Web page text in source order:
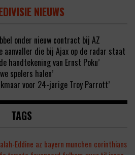
NIEUWS
onder nieuw contract bij AZ
aanvaller die bij Ajax op de radar staat
handtekening van Ernst Poku’
spelers halen’
voor 24-jarige Troy Parrott’
TAGS
Eddine az bayern munchen corinthians